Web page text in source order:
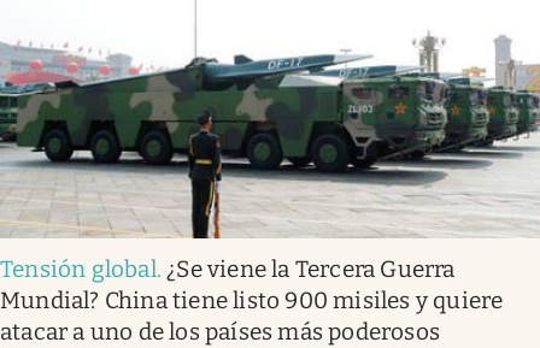
Tensión global. ¿Se viene la Tercera Guerra
Mundial? China tiene listo 900 misiles y quiere
atacar a uno de los países más poderosos